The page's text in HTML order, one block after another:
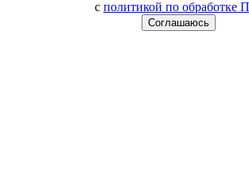
с политикой по обработке
Соглашаюсь